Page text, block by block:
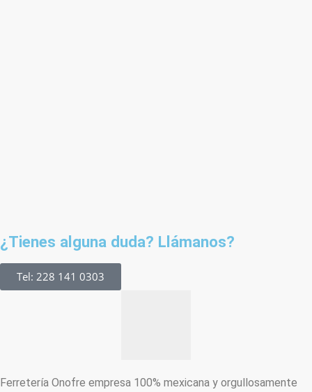
¿Tienes alguna duda? Llámanos?
Tel: 228 141 0303
Ferretería Onofre empresa 100% mexicana y orgullosamente